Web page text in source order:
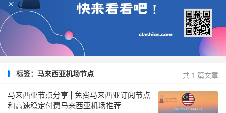
共 1 篇文章
标签：马来西亚机场节点
马来西亚节点分享 | 免费马来西亚订阅节点
和高速稳定付费马来西亚机场推荐